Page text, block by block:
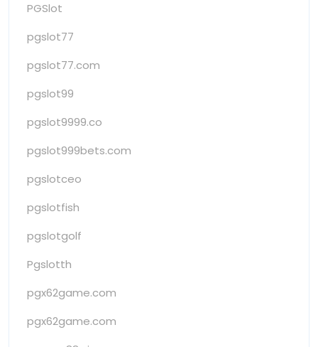
PGSlot
pgslot77
pgslot77.com
pgslot99
pgslot9999.co
pgslot999bets.com
pgslotceo
pgslotfish
pgslotgolf
Pgslotth
pgx62game.com
pgx62game.com